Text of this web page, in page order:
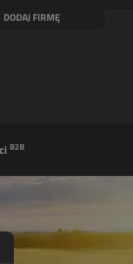
DODAJ FIRMĘ
B2B